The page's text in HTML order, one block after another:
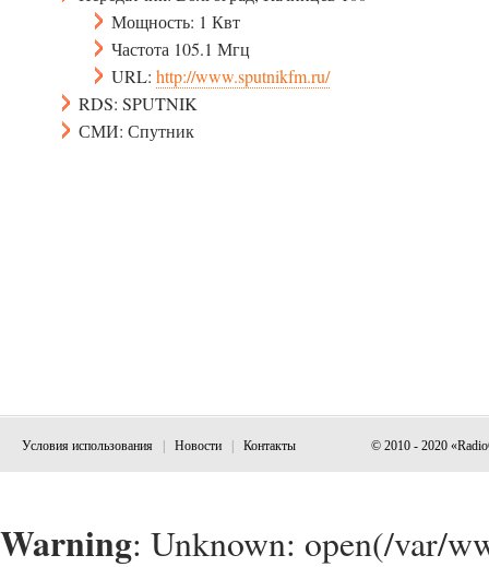
Мощность: 1 Квт
Частота 105.1 Мгц
URL: http://www.sputnikfm.ru/
RDS: SPUTNIK
СМИ: Спутник
Условия использования Новости Контакты © 2010 - 2020
Warning: Unknown: open(/var/